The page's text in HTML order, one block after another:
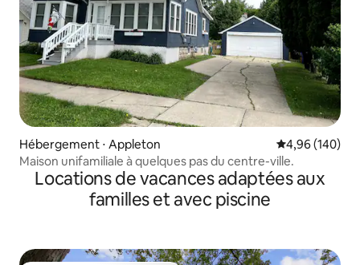
Hébergement ⋅ Appleton Évaluation
4,96 (140)
Maison unifamiliale à quelques pas du centre-ville.
Locations de vacances adaptées aux
familles et avec piscine